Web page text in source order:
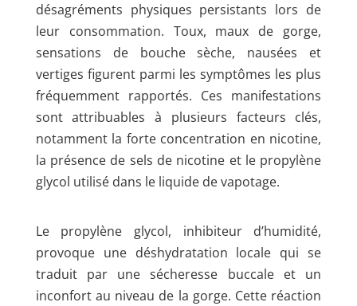
désagréments physiques persistants lors de
leur consommation. Toux, maux de gorge,
sensations de bouche sèche, nausées et
vertiges figurent parmi les symptômes les plus
fréquemment rapportés. Ces manifestations
sont attribuables à plusieurs facteurs clés,
notamment la forte concentration en nicotine,
la présence de sels de nicotine et le propylène
glycol utilisé dans le liquide de vapotage.
Le propylène glycol, inhibiteur d’humidité,
provoque une déshydratation locale qui se
traduit par une sécheresse buccale et un
inconfort au niveau de la gorge. Cette réaction